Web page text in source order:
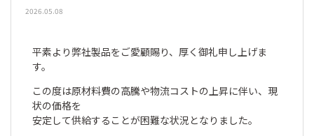
2026.05.08
平素より弊社製品をご愛顧賜り、厚く御礼申し上げま
す。
この度は原材料費の高騰や物流コストの上昇に伴い、現
状の価格を
安定して供給することが困難な状況となりました。